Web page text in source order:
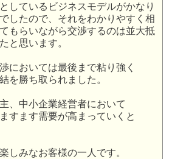
しているビジネスモデルがかなり
したので、それをわかりやすく相
もらいながら交渉するのは並大抵
と思います。
においては最後まで粘り強く
を勝ち取られました。
、中小企業経営者において
すます需要が高まっていくと
しみなお客様の一人です。